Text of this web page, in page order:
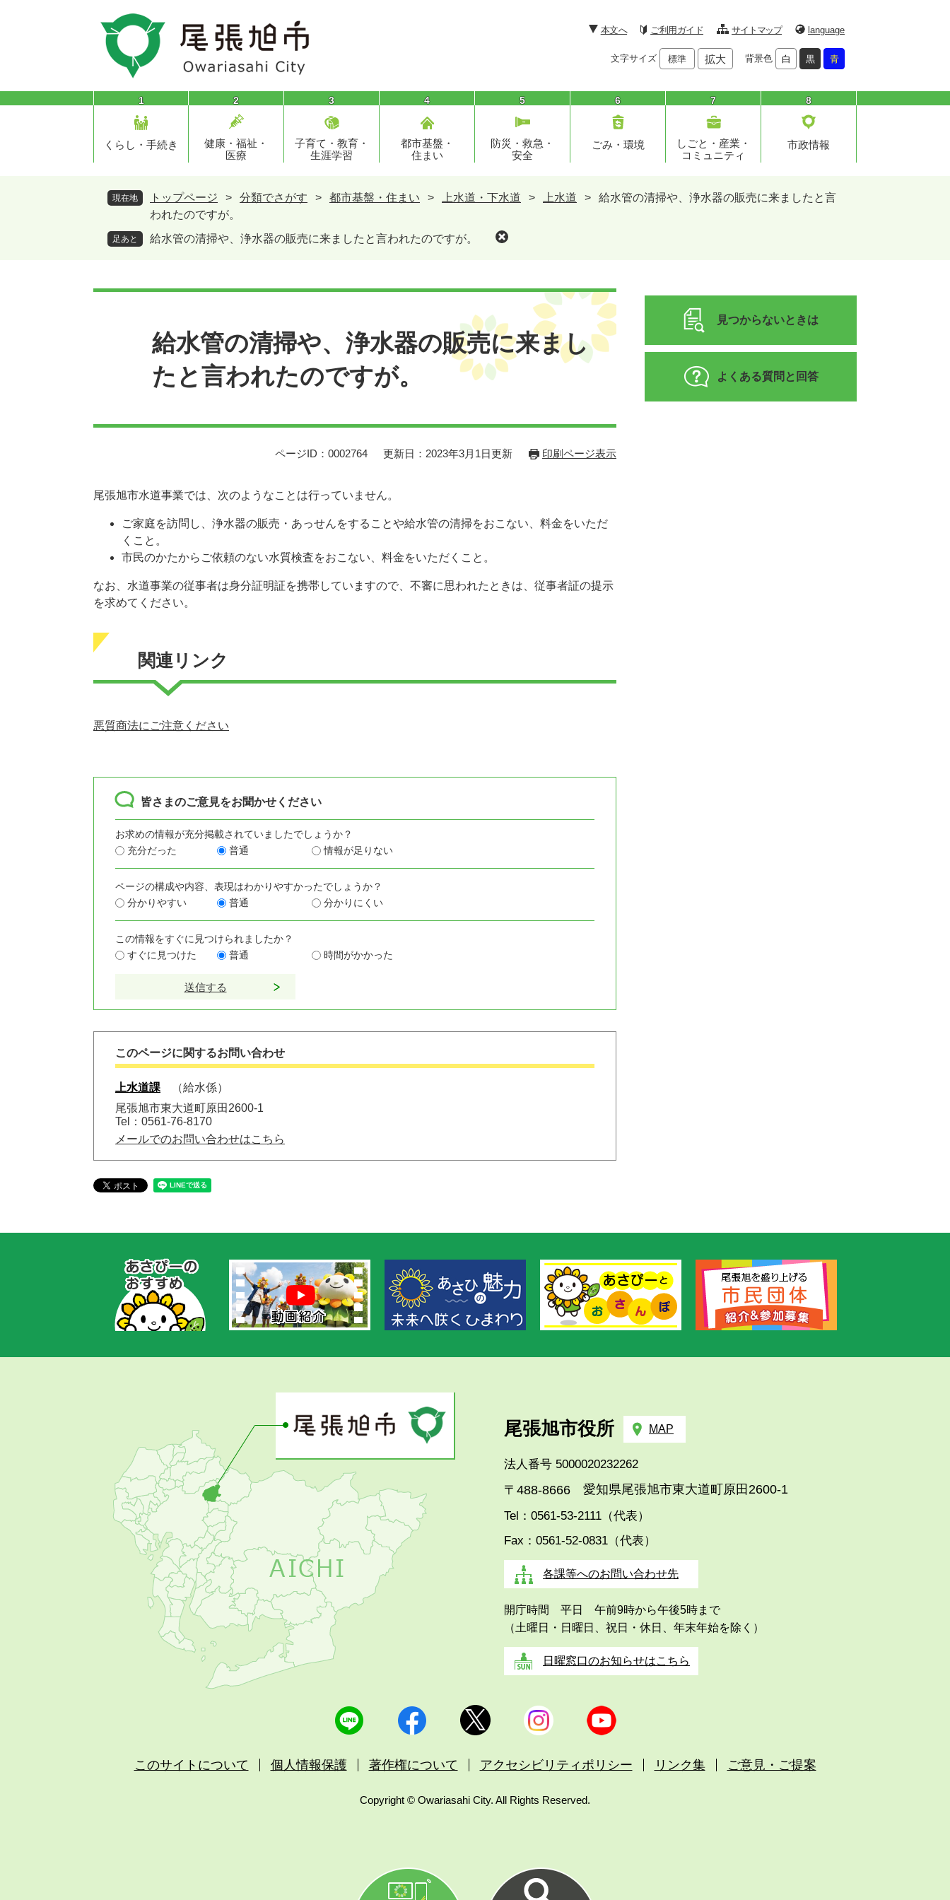
頭
飛
本文へ ご利用ガイド サイトマップ language
文字サイズ 標準 拡大 背景色 白 黒 青
1
くらし・手続き
2
健康・福祉・
医療
3
子育て・教育・
生涯学習
4
都市基盤・
住まい
5
防災・救急・
安全
6
ごみ・環境
7
しごと・産業・
コミュニティ
8
市政情報
現在地 トップページ > 分類でさがす > 都市基盤・住まい > 上水道・下水道 > 上水道 >
給水管の清掃や、浄水器の販売に来ましたと言
われたのですが。
足あと 給水管の清掃や、浄水器の販売に来ましたと言われたのですが。
給水管の清掃や、浄水器の販売に来まし
たと言われたのですが。
ページID：0002764 更新日：2023年3月1日更新 印刷ページ表示
尾張旭市水道事業では、次のようなことは行っていません。
ご家庭を訪問し、浄水器の販売・あっせんをすることや給水管の清掃をおこない、料金をいただ
くこと。
市民のかたからご依頼のない水質検査をおこない、料金をいただくこと。
なお、水道事業の従事者は身分証明証を携帯していますので、不審に思われたときは、従事者証の提示
を求めてください。
関連リンク
悪質商法にご注意ください
皆さまのご意見をお聞かせください
お求めの情報が充分掲載されていましたでしょうか？
充分だった
普通 情報が足りない
ページの構成や内容、表現はわかりやすかったでしょうか？
分かりやすい
普通 分かりにくい
この情報をすぐに見つけられましたか？
すぐに見つけた
普通 時間がかかった
このページに関するお問い合わせ
上水道課
給水係
尾張旭市東大道町原田2600-1
Tel：0561-76-8170
メールでのお問い合わせはこちら
見つからないときは
よくある質問と回答
あ
す
め
尾張旭市役所 MAP
法人番号 5000020232262
〒488-8666 愛知県尾張旭市東大道町原田2600-1
Tel：0561-53-2111（代表）
Fax：0561-52-0831（代表）
各課等へのお問い合わせ先
開庁時間 平日 午前9時から午後5時まで
（土曜日・日曜日、祝日・休日、年末年始を除く）
日曜窓口のお知らせはこちら
このサイトについて 個人情報保護 著作権について アクセシビリティポリシー リンク集 ご意見・ご提案
Copyright © Owariasahi City. All Rights Reserved.